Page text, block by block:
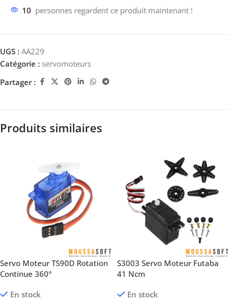
10 personnes regardent ce produit maintenant !
UGS : AA229
Catégorie : servomoteurs
Partager :
Produits similaires
Servo Moteur TS90D Rotation
Continue 360°
En stock
S3003 Servo Moteur Futaba
41 Ncm
En stock